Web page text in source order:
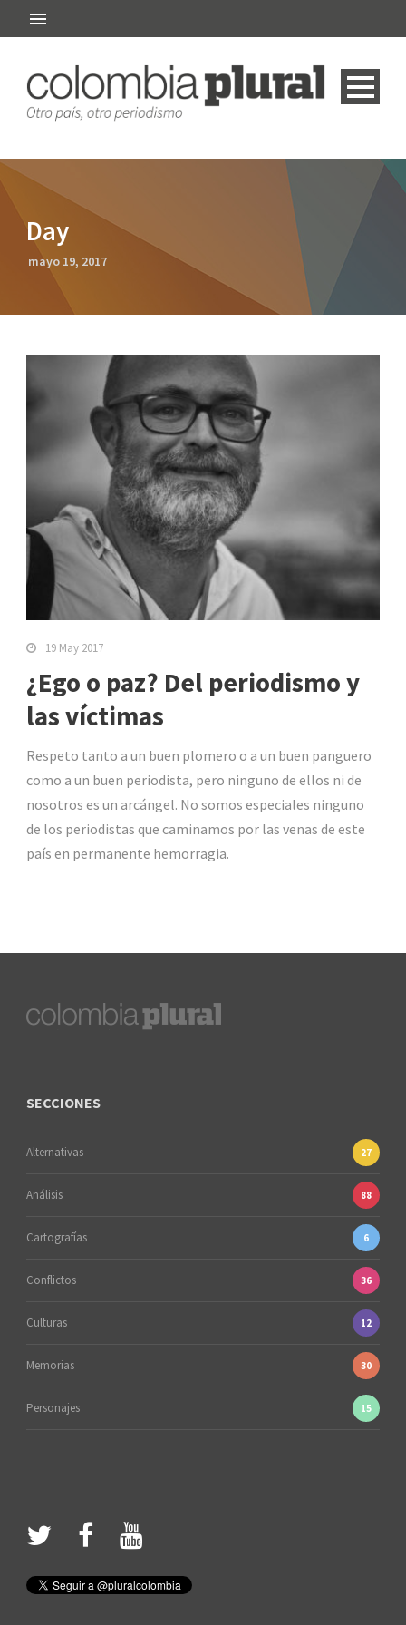
Day
mayo 19, 2017
19 May 2017
¿Ego o paz? Del periodismo y
las víctimas
Respeto tanto a un buen plomero o a un buen panguero
como a un buen periodista, pero ninguno de ellos ni de
nosotros es un arcángel. No somos especiales ninguno
de los periodistas que caminamos por las venas de este
país en permanente hemorragia.
SECCIONES
Alternativas 27
Análisis 88
Cartografías 6
Conflictos 36
Culturas 12
Memorias 30
Personajes 15